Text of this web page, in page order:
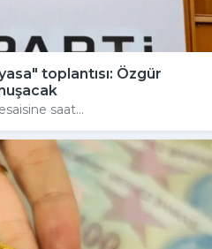
toplantısı: Özgür
saat...